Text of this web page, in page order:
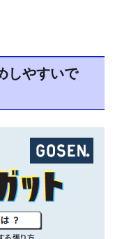
しやすいで